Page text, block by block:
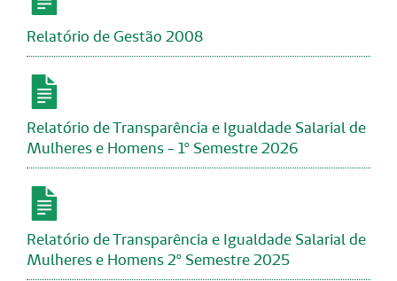
Relatório de Gestão 2008
Relatório de Transparência e Igualdade Salarial de
Mulheres e Homens - 1º Semestre 2026
Relatório de Transparência e Igualdade Salarial de
Mulheres e Homens 2º Semestre 2025